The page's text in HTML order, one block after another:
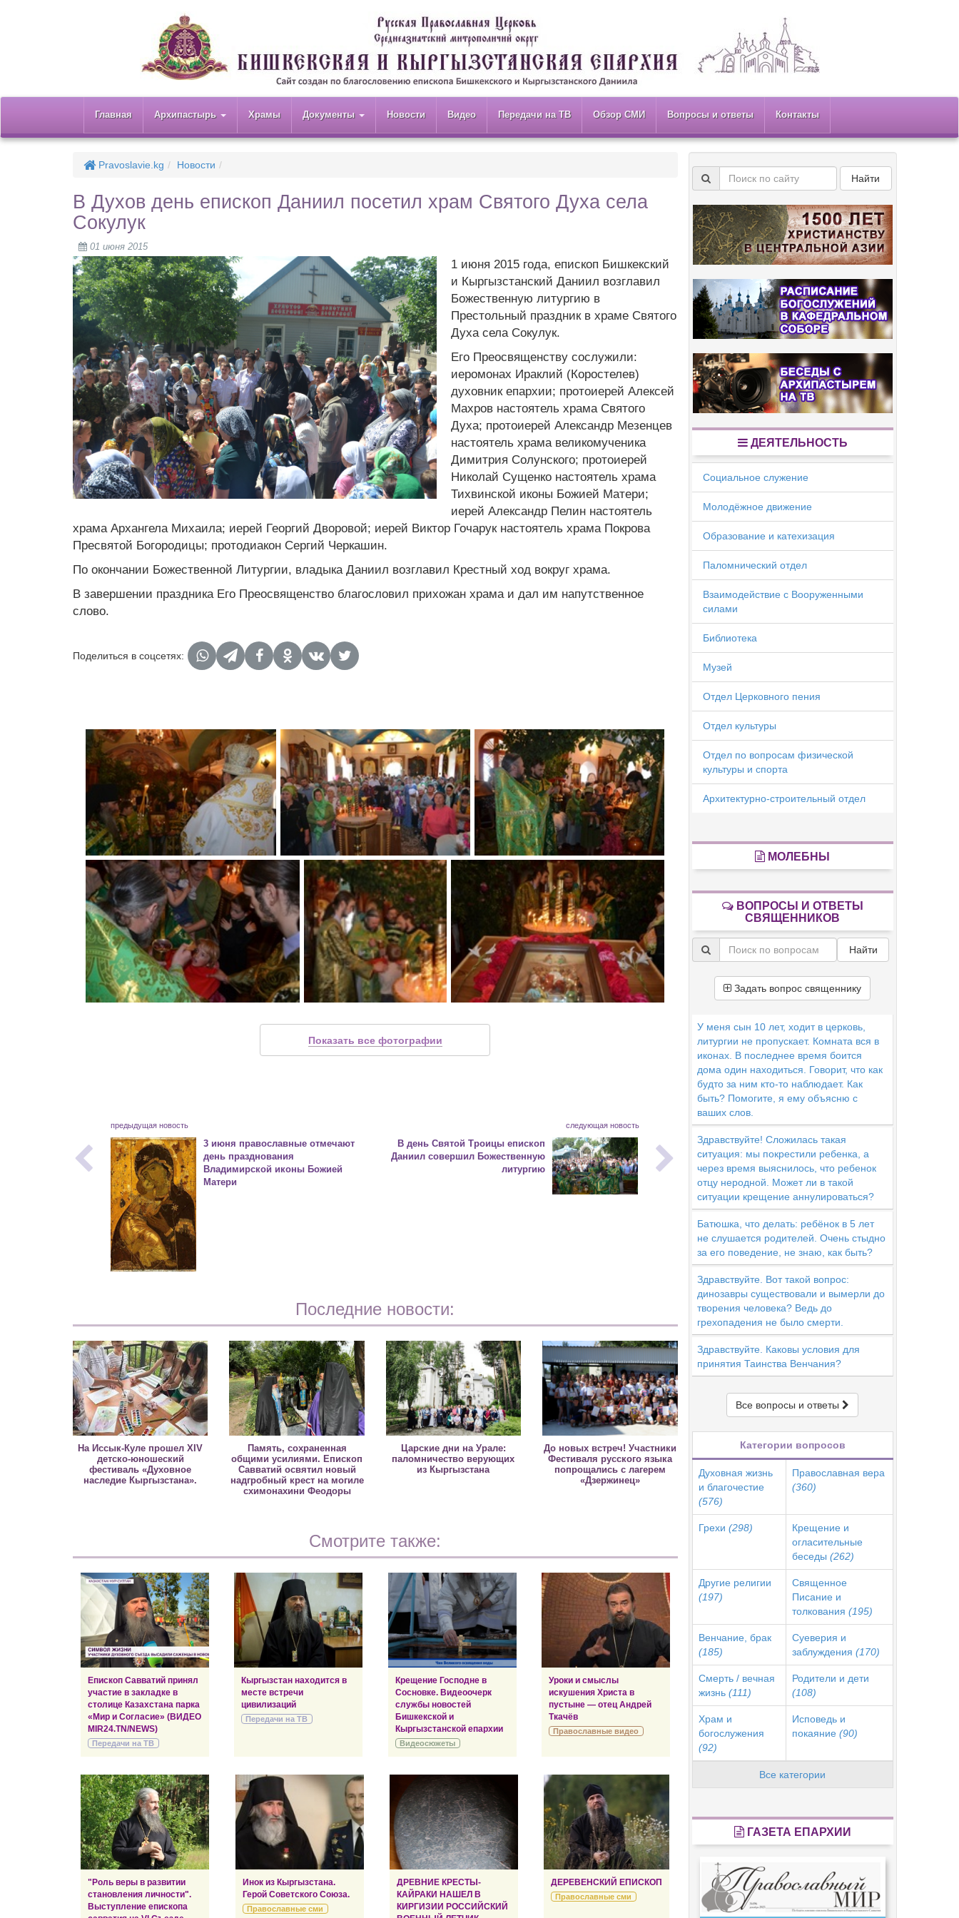
Главная Архипастырь Храмы Документы Новости Видео Передачи на ТВ Обзор СМИ Вопросы и ответы Контакты
Pravoslavie.kg Новости
В Духов день епископ Даниил посетил храм Святого Духа села
Сокулук
01 июня 2015
1 июня 2015 года, епископ Бишкекский
и Кыргызстанский Даниил возглавил
Божественную литургию в
Престольный праздник в храме Святого
Духа села Сокулук.
Его Преосвященству сослужили:
иеромонах Ираклий (Коростелев)
духовник епархии; протоиерей Алексей
Махров настоятель храма Святого
Духа; протоиерей Александр Мезенцев
настоятель храма великомученика
Димитрия Солунского; протоиерей
Николай Сущенко настоятель храма
Тихвинской иконы Божией Матери;
иерей Александр Пелин настоятель
храма Архангела Михаила; иерей Георгий Дворовой; иерей Виктор Гочарук настоятель храма Покрова
Пресвятой Богородицы; протодиакон Сергий Черкашин.
По окончании Божественной Литургии, владыка Даниил возглавил Крестный ход вокруг храма.
В завершении праздника Его Преосвященство благословил прихожан храма и дал им напутственное
слово.
Поделиться в соцсетях:
Показать все фотографии
предыдущая новость
3 июня православные отмечают
день празднования
Владимирской иконы Божией
Матери
следующая новость
В день Святой Троицы епископ
Даниил совершил Божественную
литургию
Последние новости:
На Иссык-Куле прошел XIV
детско-юношеский
фестиваль «Духовное
наследие Кыргызстана».
Память, сохраненная
общими усилиями. Епископ
Савватий освятил новый
надгробный крест на могиле
схимонахини Феодоры
Царские дни на Урале:
паломничество верующих
из Кыргызстана
До новых встреч! Участники
Фестиваля русского языка
попрощались с лагерем
«Дзержинец»
Смотрите также:
Епископ Савватий принял
участие в закладке в
столице Казахстана парка
«Мир и Согласие» (ВИДЕО
MIR24.TN/NEWS)
Передачи на ТВ
Кыргызстан находится в
месте встречи
цивилизаций
Передачи на ТВ
Крещение Господне в
Сосновке. Видеоочерк
службы новостей
Бишкекской и
Кыргызстанской епархии
Видеосюжеты
Уроки и смыслы
искушения Христа в
пустыне — отец Андрей
Ткачёв
Православные видео
"Роль веры в развитии
становления личности".
Выступление епископа
Инок из Кыргызстана.
Герой Советского Союза.
Православные сми
ДРЕВНИЕ КРЕСТЫ-
КАЙРАКИ НАШЕЛ В
КИРГИЗИИ РОССИЙСКИЙ
ДЕРЕВЕНСКИЙ ЕПИСКОП
Православные сми
Найти
ДЕЯТЕЛЬНОСТЬ
Социальное служение
Молодёжное движение
Образование и катехизация
Паломнический отдел
Взаимодействие с Вооруженными
силами
Библиотека
Музей
Отдел Церковного пения
Отдел культуры
Отдел по вопросам физической
культуры и спорта
Архитектурно-строительный отдел
МОЛЕБНЫ
ВОПРОСЫ И ОТВЕТЫ
СВЯЩЕННИКОВ
Найти
Задать вопрос священнику
У меня сын 10 лет, ходит в церковь,
литургии не пропускает. Комната вся в
иконах. В последнее время боится
дома один находиться. Говорит, что как
будто за ним кто-то наблюдает. Как
быть? Помогите, я ему объясню с
ваших слов.
Здравствуйте! Сложилась такая
ситуация: мы покрестили ребенка, а
через время выяснилось, что ребенок
отцу неродной. Может ли в такой
ситуации крещение аннулироваться?
Батюшка, что делать: ребёнок в 5 лет
не слушается родителей. Очень стыдно
за его поведение, не знаю, как быть?
Здравствуйте. Вот такой вопрос:
динозавры существовали и вымерли до
творения человека? Ведь до
грехопадения не было смерти.
Здравствуйте. Каковы условия для
принятия Таинства Венчания?
Все вопросы и ответы
Категории вопросов
Духовная жизнь
и благочестие
(576)
Православная вера
(360)
Грехи (298)
Крещение и
огласительные
беседы (262)
Другие религии
(197)
Священное
Писание и
толкования (195)
Венчание, брак
(185)
Суеверия и
заблуждения (170)
Смерть / вечная
жизнь (111)
Родители и дети
(108)
Храм и
богослужения
(92)
Исповедь и
покаяние (90)
Все категории
ГАЗЕТА ЕПАРХИИ